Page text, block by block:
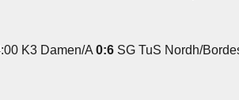
K3 Damen/A 0:6SG TuS Nordh/